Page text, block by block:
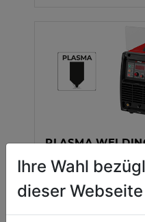
PLASMA
Ihre Wahl
dieser Webseite